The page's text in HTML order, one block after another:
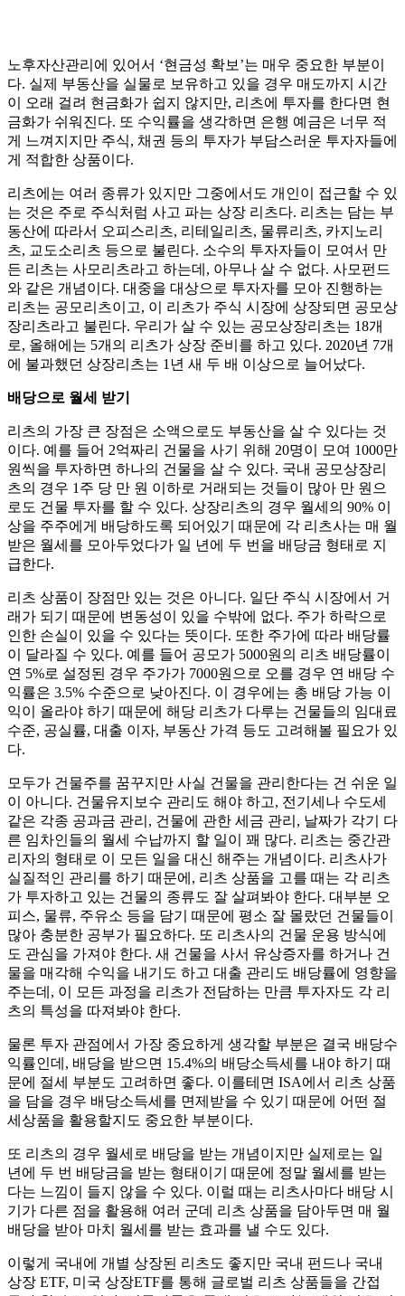
노후자산관리에 있어서 ‘현금성 확보’는 매우 중요한 부분이
다. 실제 부동산을 실물로 보유하고 있을 경우 매도까지 시간
이 오래 걸려 현금화가 쉽지 않지만, 리츠에 투자를 한다면 현
금화가 쉬워진다. 또 수익률을 생각하면 은행 예금은 너무 적
게 느껴지지만 주식, 채권 등의 투자가 부담스러운 투자자들에
게 적합한 상품이다.
리츠에는 여러 종류가 있지만 그중에서도 개인이 접근할 수 있
는 것은 주로 주식처럼 사고 파는 상장 리츠다. 리츠는 담는 부
동산에 따라서 오피스리츠, 리테일리츠, 물류리츠, 카지노리
츠, 교도소리츠 등으로 불린다. 소수의 투자자들이 모여서 만
든 리츠는 사모리츠라고 하는데, 아무나 살 수 없다. 사모펀드
와 같은 개념이다. 대중을 대상으로 투자자를 모아 진행하는
리츠는 공모리츠이고, 이 리츠가 주식 시장에 상장되면 공모상
장리츠라고 불린다. 우리가 살 수 있는 공모상장리츠는 18개
로, 올해에는 5개의 리츠가 상장 준비를 하고 있다. 2020년 7개
에 불과했던 상장리츠는 1년 새 두 배 이상으로 늘어났다.
배당으로 월세 받기
리츠의 가장 큰 장점은 소액으로도 부동산을 살 수 있다는 것
이다. 예를 들어 2억짜리 건물을 사기 위해 20명이 모여 1000만
원씩을 투자하면 하나의 건물을 살 수 있다. 국내 공모상장리
츠의 경우 1주 당 만 원 이하로 거래되는 것들이 많아 만 원으
로도 건물 투자를 할 수 있다. 상장리츠의 경우 월세의 90% 이
상을 주주에게 배당하도록 되어있기 때문에 각 리츠사는 매 월
받은 월세를 모아두었다가 일 년에 두 번을 배당금 형태로 지
급한다.
리츠 상품이 장점만 있는 것은 아니다. 일단 주식 시장에서 거
래가 되기 때문에 변동성이 있을 수밖에 없다. 주가 하락으로
인한 손실이 있을 수 있다는 뜻이다. 또한 주가에 따라 배당률
이 달라질 수 있다. 예를 들어 공모가 5000원의 리츠 배당률이
연 5%로 설정된 경우 주가가 7000원으로 오를 경우 연 배당 수
익률은 3.5% 수준으로 낮아진다. 이 경우에는 총 배당 가능 이
익이 올라야 하기 때문에 해당 리츠가 다루는 건물들의 임대료
수준, 공실률, 대출 이자, 부동산 가격 등도 고려해볼 필요가 있
다.
모두가 건물주를 꿈꾸지만 사실 건물을 관리한다는 건 쉬운 일
이 아니다. 건물유지보수 관리도 해야 하고, 전기세나 수도세
같은 각종 공과금 관리, 건물에 관한 세금 관리, 날짜가 각기 다
른 임차인들의 월세 수납까지 할 일이 꽤 많다. 리츠는 중간관
리자의 형태로 이 모든 일을 대신 해주는 개념이다. 리츠사가
실질적인 관리를 하기 때문에, 리츠 상품을 고를 때는 각 리츠
가 투자하고 있는 건물의 종류도 잘 살펴봐야 한다. 대부분 오
피스, 물류, 주유소 등을 담기 때문에 평소 잘 몰랐던 건물들이
많아 충분한 공부가 필요하다. 또 리츠사의 건물 운용 방식에
도 관심을 가져야 한다. 새 건물을 사서 유상증자를 하거나 건
물을 매각해 수익을 내기도 하고 대출 관리도 배당률에 영향을
주는데, 이 모든 과정을 리츠가 전담하는 만큼 투자자도 각 리
츠의 특성을 따져봐야 한다.
물론 투자 관점에서 가장 중요하게 생각할 부분은 결국 배당수
익률인데, 배당을 받으면 15.4%의 배당소득세를 내야 하기 때
문에 절세 부분도 고려하면 좋다. 이를테면 ISA에서 리츠 상품
을 담을 경우 배당소득세를 면제받을 수 있기 때문에 어떤 절
세상품을 활용할지도 중요한 부분이다.
또 리츠의 경우 월세로 배당을 받는 개념이지만 실제로는 일
년에 두 번 배당금을 받는 형태이기 때문에 정말 월세를 받는
다는 느낌이 들지 않을 수 있다. 이럴 때는 리츠사마다 배당 시
기가 다른 점을 활용해 여러 군데 리츠 상품을 담아두면 매 월
배당을 받아 마치 월세를 받는 효과를 낼 수도 있다.
이렇게 국내에 개별 상장된 리츠도 좋지만 국내 펀드나 국내
상장 ETF, 미국 상장ETF를 통해 글로벌 리츠 상품들을 간접